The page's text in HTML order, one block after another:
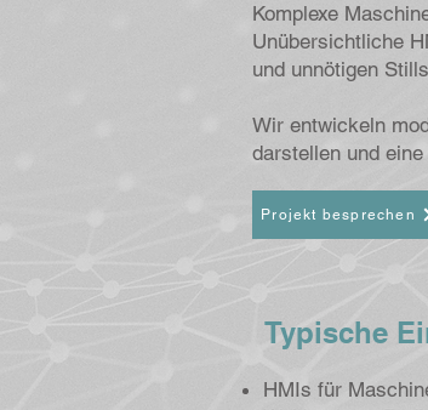
Komplexe
Unübersichtliche
und unnötigen
Wir entwickeln
darstellen und
Projekt besprechen
Typische
HMIs für